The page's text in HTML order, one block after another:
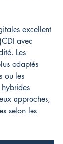
excellent
avec
Les
adaptés
ou les
hybrides
approches,
selon les